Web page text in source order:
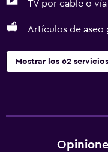
TV por cable o
Artículos de aseo
Mostrar los 62 servicios